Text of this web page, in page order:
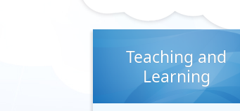
Teaching and
Learning